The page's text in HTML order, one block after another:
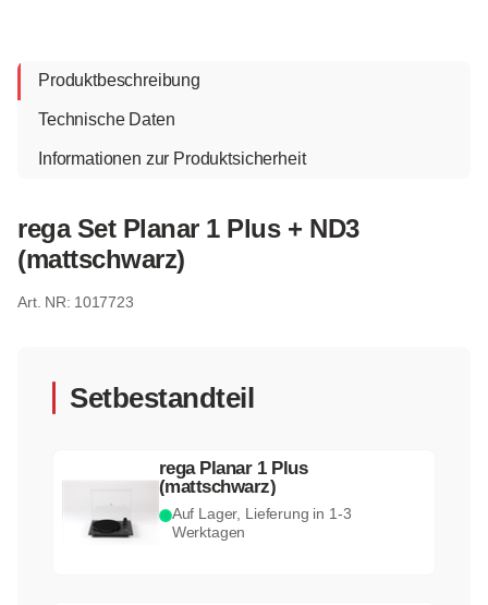
Produktbeschreibung
Technische Daten
Informationen zur Produktsicherheit
rega Set Planar 1 Plus + ND3
(mattschwarz)
1017723
Setbestandteil
rega Planar 1 Plus
(mattschwarz)
Auf Lager, Lieferung in 1-3
Werktagen